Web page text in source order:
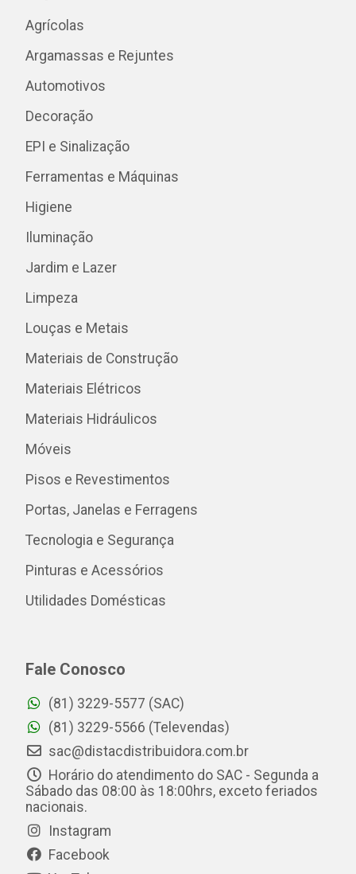
Agrícolas
Argamassas e Rejuntes
Automotivos
Decoração
EPI e Sinalização
Ferramentas e Máquinas
Higiene
Iluminação
Jardim e Lazer
Limpeza
Louças e Metais
Materiais de Construção
Materiais Elétricos
Materiais Hidráulicos
Móveis
Pisos e Revestimentos
Portas, Janelas e Ferragens
Tecnologia e Segurança
Pinturas e Acessórios
Utilidades Domésticas
Fale Conosco
(81) 3229-5577 (SAC)
(81) 3229-5566 (Televendas)
sac@distacdistribuidora.com.br
Horário do atendimento do SAC - Segunda a
Sábado das 08:00 às 18:00hrs, exceto feriados
nacionais.
Instagram
Facebook